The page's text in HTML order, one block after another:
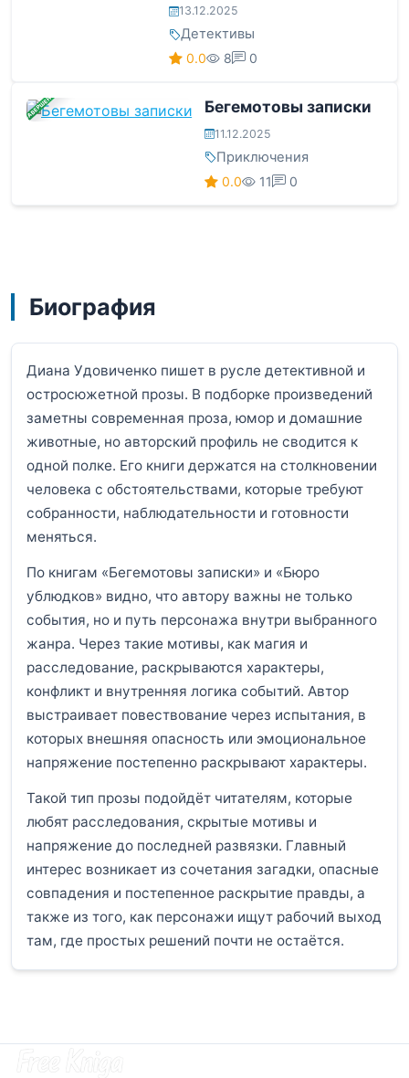
13.12.2025
Детективы
0.0 8 0
ЗАВЕРШЕНА Бегемотовы записки
11.12.2025
Приключения
0.0 11 0
Биография
Диана Удовиченко пишет в русле детективной и
остросюжетной прозы. В подборке произведений
заметны современная проза, юмор и домашние
животные, но авторский профиль не сводится к
одной полке. Его книги держатся на столкновении
человека с обстоятельствами, которые требуют
собранности, наблюдательности и готовности
меняться.
По книгам «Бегемотовы записки» и «Бюро
ублюдков» видно, что автору важны не только
события, но и путь персонажа внутри выбранного
жанра. Через такие мотивы, как магия и
расследование, раскрываются характеры,
конфликт и внутренняя логика событий. Автор
выстраивает повествование через испытания, в
которых внешняя опасность или эмоциональное
напряжение постепенно раскрывают характеры.
Такой тип прозы подойдёт читателям, которые
любят расследования, скрытые мотивы и
напряжение до последней развязки. Главный
интерес возникает из сочетания загадки, опасные
совпадения и постепенное раскрытие правды, а
также из того, как персонажи ищут рабочий выход
там, где простых решений почти не остаётся.